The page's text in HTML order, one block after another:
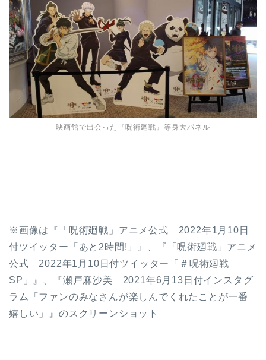
映画館で出会った『呪術廻戦』等身大パネル
※画像は『「呪術廻戦」アニメ公式 2022年1月10日
付ツイッター「あと2時間!」』、『「呪術廻戦」アニメ
公式 2022年1月10日付ツイッター「＃呪術廻戦
SP」』、『瀬戸麻沙美 2021年6月13日付インスタグ
ラム「ファンのみなさんが楽しんでくれたことが一番
嬉しい」』のスクリーンショット